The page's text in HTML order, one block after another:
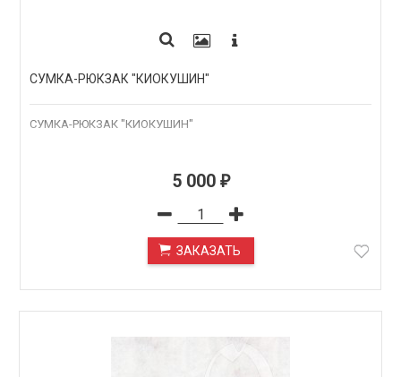
СУМКА-РЮКЗАК "КИОКУШИН"
СУМКА-РЮКЗАК "КИОКУШИН"
5 000 ₽
ЗАКАЗАТЬ